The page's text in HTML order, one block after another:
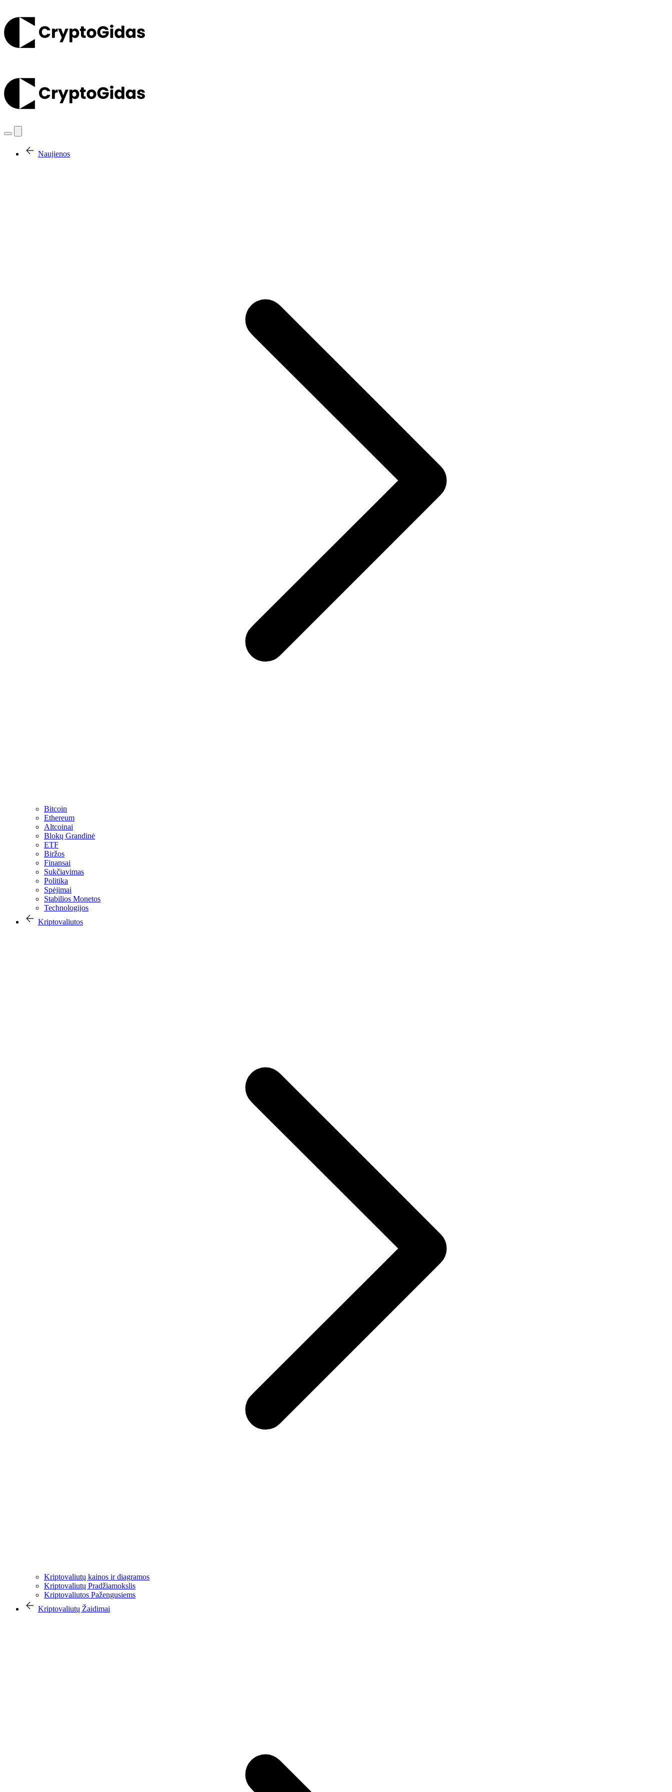
Naujienos
Bitcoin
Ethereum
Altcoinai
Blokų Grandinė
ETF
Biržos
Finansai
Sukčiavimas
Politika
Spėjimai
Stabilios Monetos
Technologijos
Kriptovaliutos
Kriptovaliutų kainos ir diagramos
Kriptovaliutų Pradžiamokslis
Kriptovaliutos Pažengusiems
Kriptovaliutų Žaidimai